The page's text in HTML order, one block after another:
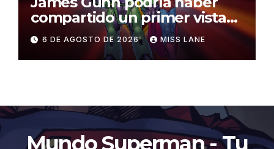
compartido un primer vistazo
al traje de Brainiac
6 DE AGOSTO DE 2026 MISS LANE
Mundo Superman - Tu